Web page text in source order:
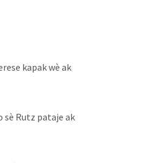
kapak wè ak
sè Rutz pataje ak